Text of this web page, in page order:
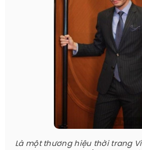
Là một thương hiệu thời trang